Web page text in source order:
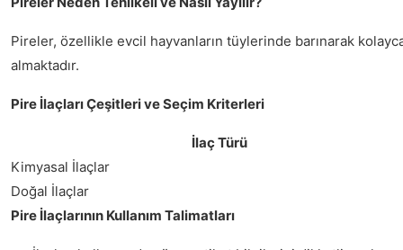
Pireler, özellikle evcil hayvanların tüylerinde barınarak
almaktadır.
Pire İlaçları Çeşitleri ve Seçim Kriterleri
İlaç Türü
Kimyasal İlaçlar
Doğal İlaçlar
Pire İlaçlarının Kullanım Talimatları